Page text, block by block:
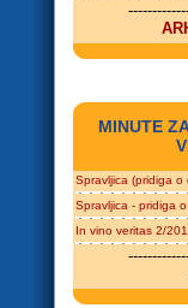
MINUTE
Spravljica (pridiga o
Spravljica - pridiga
In vino veritas 2/